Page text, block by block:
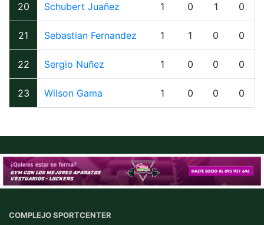
20 Schubert Juañez 1 0 1 0
21 Sebastian Fernandez 1 1 0 0
22 Sergio Nuñez 1 0 0 0
23 Wilson Gama 1 0 0 0
COMPLEJO SPORTCENTER